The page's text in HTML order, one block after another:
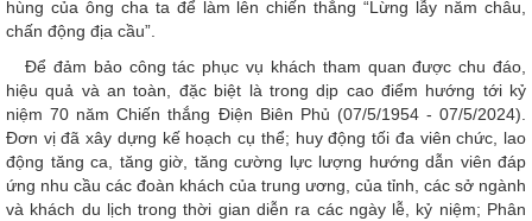
hùng của ông cha ta để làm lên chiến thắng “Lừng lẫy năm châu,
chấn động địa cầu”.
Để đảm bảo công tác phục vụ khách tham quan được chu đáo,
hiệu quả và an toàn, đặc biệt là trong dịp cao điểm hướng tới kỷ
niệm 70 năm Chiến thắng Điện Biên Phủ (07/5/1954 - 07/5/2024).
Đơn vị đã xây dựng kế hoạch cụ thể; huy động tối đa viên chức, lao
động tăng ca, tăng giờ, tăng cường lực lượng hướng dẫn viên đáp
ứng nhu cầu các đoàn khách của trung ương, của tỉnh, các sở ngành
và khách du lịch trong thời gian diễn ra các ngày lễ, kỷ niệm; Phân